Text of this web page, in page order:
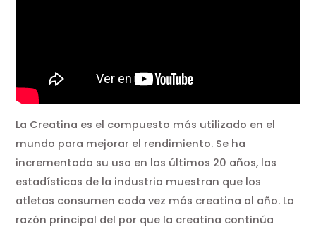
La Creatina es el compuesto más utilizado en el
mundo para mejorar el rendimiento. Se ha
incrementado su uso en los últimos 20 años, las
estadísticas de la industria muestran que los
atletas consumen cada vez más creatina al año. La
razón principal del por que la creatina continúa